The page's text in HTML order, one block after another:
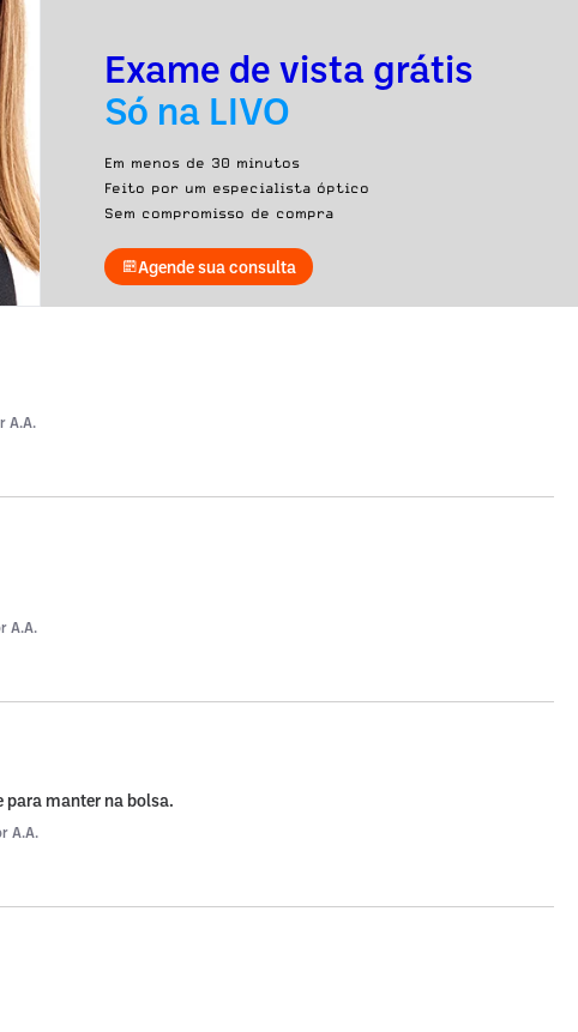
Exame de vista grátis
Só na LIVO
Em menos de 30 minutos
Feito por um especialista óptico
Sem compromisso de compra
Agende sua consulta
A.A.
A.A.
para manter na bolsa.
A.A.